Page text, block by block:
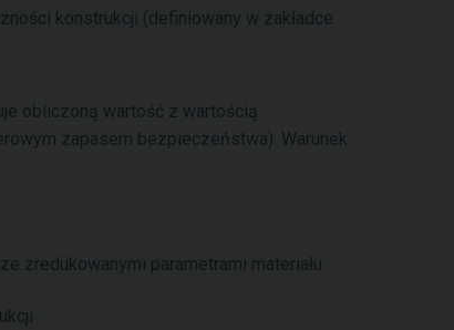
konstrukcji (definiowany w zakładce
obliczoną wartość z wartością
zapasem bezpieczeństwa). Warunek
zredukowanymi parametrami materiału